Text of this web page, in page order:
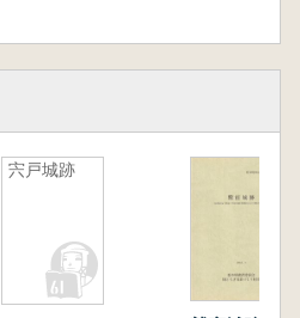
宍戸城跡